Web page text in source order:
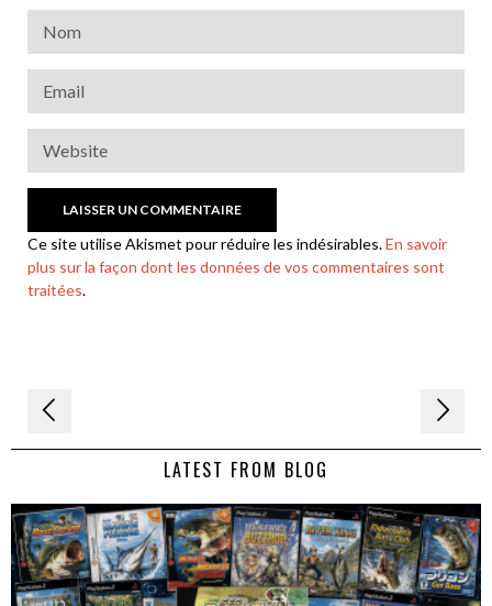
Ce site utilise Akismet pour réduire les indésirables.En savoir
plus sur la façon dont les données de vos commentaires sont
traitées.
Navigation
de LATEST FROM BLOG